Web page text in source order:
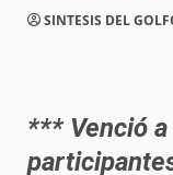
SINTESIS DEL
*** Venció